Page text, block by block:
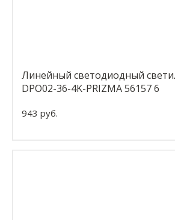
Линейный светодиодный
DPO02-36-4K-PRIZMA 56157 6
943 руб.